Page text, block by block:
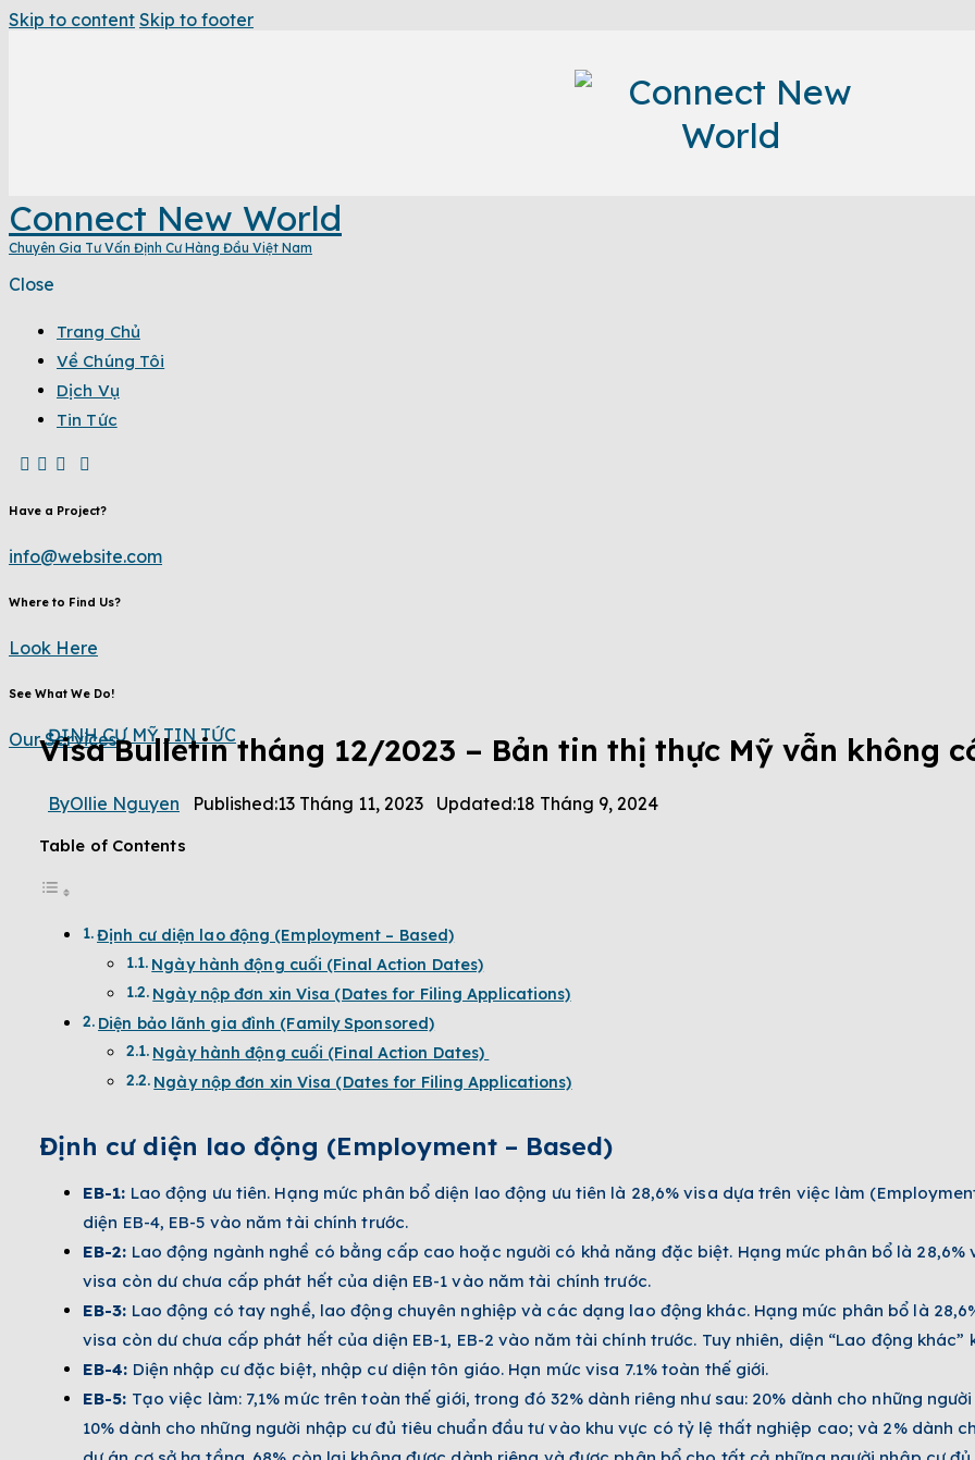
Skip to content Skip to footer
Connect New World
Chuyên Gia Tư Vấn Định Cư Hàng Đầu Việt Nam
Close
Trang Chủ
Về Chúng Tôi
Dịch Vụ
Tin Tức
Have a Project?
info@website.com
Where to Find Us?
Look Here
See What We Do!
Our Services
ĐỊNH CƯ MỸ TIN TỨC
Visa Bulletin tháng 12/2023 – Bản tin thị thực Mỹ vẫn không
ByOllie Nguyen Published:13 Tháng 11, 2023 Updated:18 Tháng 9, 2024
Table of Contents
Định cư diện lao động (Employment – Based)
Ngày hành động cuối (Final Action Dates)
Ngày nộp đơn xin Visa (Dates f­or Filing Applications)
Diện bảo lãnh gia đình (Family Sponsored)­
Ngày hành động cuối (Final Action Dates)
Ngày nộp đơn xin Visa (Dates for Filing Applications)
Định cư diện lao động (Employment – Based)
EB-1: Lao động ưu tiên. Hạng mức phân bổ diện lao động ưu tiên là 28,6% visa dựa trên việc làm
diện EB-4, EB-5 vào năm tài chính trước.
EB-2: Lao động ngành nghề có bằng cấp cao hoặc người có khả năng đặc biệt. Hạng mức phân bổ là
visa còn dư chưa cấp phát hết của diện EB-1 vào năm tài chính trước.
EB-3: Lao động có tay nghề, lao động chuyên nghiệp và các dạng lao động khác. Hạng mức phân bổ là
visa còn dư chưa cấp phát hết của diện EB-1, EB-2 vào năm tài chính trước. Tuy nhiên, diện “Lao động
EB-4: Diện nhập cư đặc biệt, nhập cư diện tôn giáo. Hạn mức visa 7.1% toàn thế giới.
EB-5: Tạo việc làm: 7,1% mức trên toàn thế giới, trong đó 32% dành riêng như sau: 20% dành cho những
10% dành cho những người nhập cư đủ tiêu chuẩn đầu tư vào khu vực có tỷ lệ thất nghiệp cao; và 2% dành